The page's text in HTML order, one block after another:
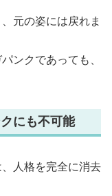
元の姿には戻れま
ンクであっても、
にも不可能
人格を完全に消去